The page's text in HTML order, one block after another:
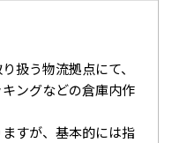
扱う物流拠点にて、
ングなどの倉庫内作
すが、基本的には指